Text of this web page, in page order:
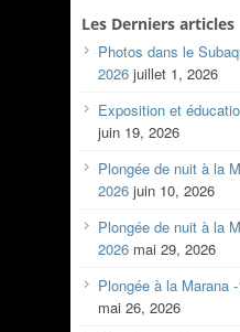
Les Derniers articles
Photos dans le
2026 juillet 1, 2026
Exposition et
juin 19, 2026
Plongée de nuit à la
2026 juin 10, 2026
Plongée de nuit à la
2026 mai 29, 2026
Plongée à la Marana
mai 26, 2026